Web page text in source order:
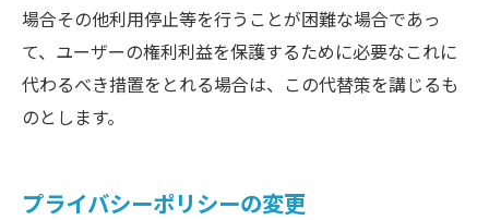
場合その他利用停止等を行うことが困難な場合であっ
て、ユーザーの権利利益を保護するために必要なこれに
代わるべき措置をとれる場合は、この代替策を講じるも
のとします。
プライバシーポリシーの変更